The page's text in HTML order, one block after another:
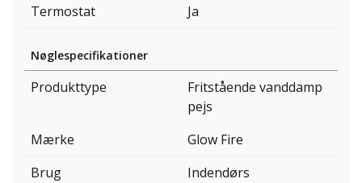
Termostat
Ja
Nøglespecifikationer
Produkttype
Fritstående vanddamp
pejs
Mærke
Glow Fire
Brug
Indendørs